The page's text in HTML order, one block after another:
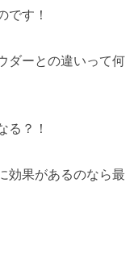
です！
ダーとの違いって何
る？！
効果があるのなら最